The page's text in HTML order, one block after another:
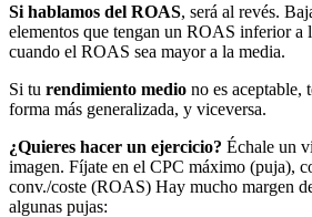
Si hablamos del ROAS, será al revés.
elementos que tengan un ROAS inferior a
cuando el ROAS sea mayor a la media.
Si tu rendimiento medio no es aceptable,
forma más generalizada, y viceversa.
¿Quieres hacer un ejercicio? Échale un
imagen. Fíjate en el CPC máximo (puja),
conv./coste (ROAS) Hay mucho margen
algunas pujas: